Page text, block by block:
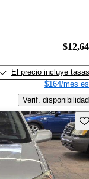
El precio incluye tasas
$164/mes
Verif. disponibilidad